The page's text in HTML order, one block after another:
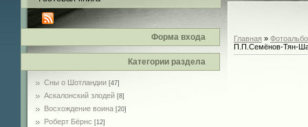
Форма входа
Категории раздела
Сны о Шотландии [47]
Аскалонский злодей [8]
Восхождение воина [20]
Роберт Бёрнс [12]
Главная »
П.П.Семёнов-Тян-